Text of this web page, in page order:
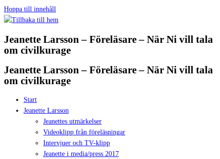
Hoppa till innehåll
Jeanette Larsson – Föreläsare – När Ni vill tala
om civilkurage
Jeanette Larsson – Föreläsare – När Ni vill tala
om civilkurage
Start
Jeanette Larsson
Jeanettes utmärkelser
Videoklipp från föreläsningar
Intervjuer och TV-klipp
Jeanette i media/press 2017